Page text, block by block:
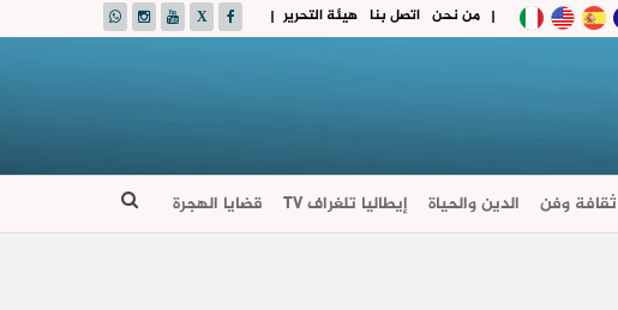
| هيئة التحرير اتصل بنا من نحن |
ثقافة وفن الدين والحياة إيطاليا تلغراف TV قضايا الهجرة